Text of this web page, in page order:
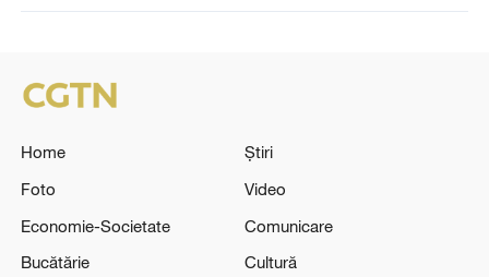
Home
Știri
Foto
Video
Economie-Societate
Comunicare
Bucătărie
Cultură